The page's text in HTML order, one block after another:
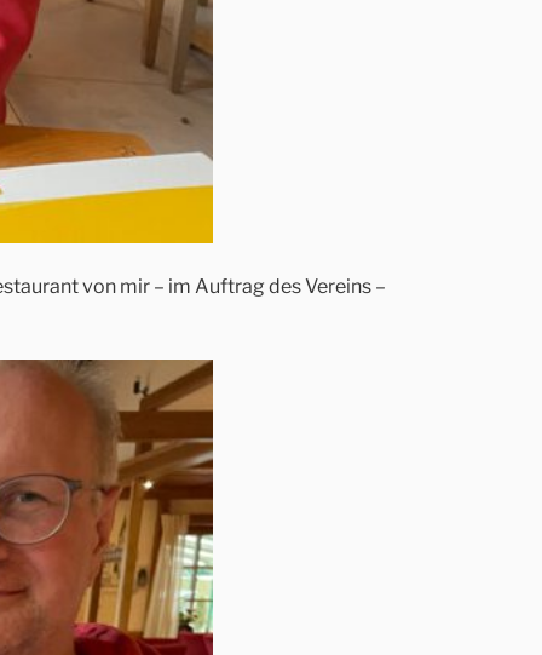
von mir – im Auftrag des Vereins –